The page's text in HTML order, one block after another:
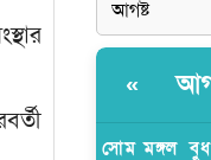
২০২৬
«
সোম মঙ্গল বুধ